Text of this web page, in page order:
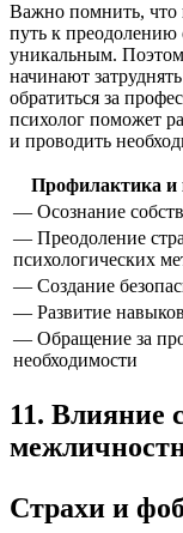
Важно помнить, что
путь к
уникальным.
начинают
обратиться за
психолог поможет
и проводить
Профилактика и
— Осознание
— Преодоление
психологических
— Создание
— Развитие навыков
— Обращение за
необходимости
11. Влияние
Страхи и